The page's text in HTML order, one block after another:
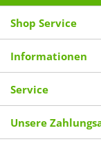
Shop Service
Informationen
Service
Unsere